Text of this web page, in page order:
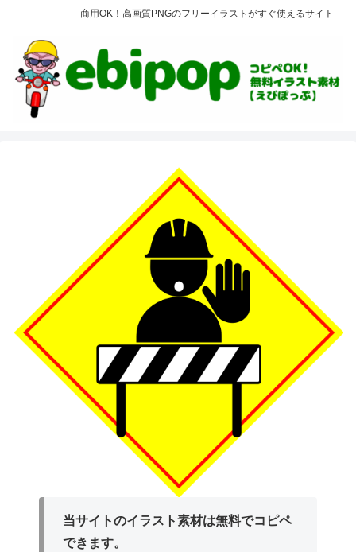
商用OK！高画質PNGのフリーイラストがすぐ使えるサイト
当サイトのイラスト素材は無料でコピペ
できます。